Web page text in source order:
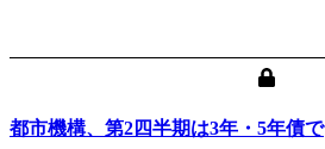
都市機構、第2四半期は3年・5年債で